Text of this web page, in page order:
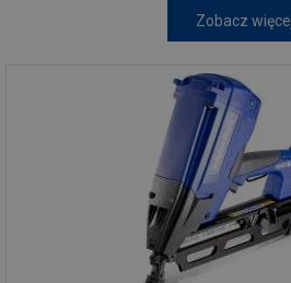
Zobacz